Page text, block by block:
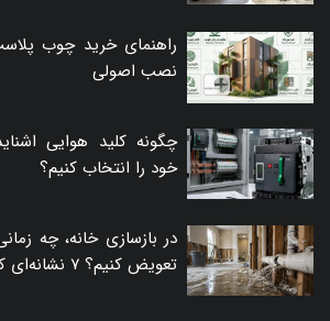
راهنمای خرید چوب
نصب اصولی
چگونه کلید هوایی
خود را انتخاب کنیم؟
در بازسازی خانه، چه زمانی
تعویض کنیم؟ ۷ نشانه‌ای که نباید نادیده بگیرید